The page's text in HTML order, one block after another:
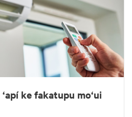
ke fakatupu mo‘ui